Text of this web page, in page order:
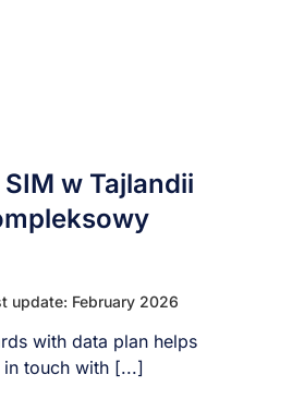
w Tajlandii
update: February 2026
with data plan helps
touch with [...]